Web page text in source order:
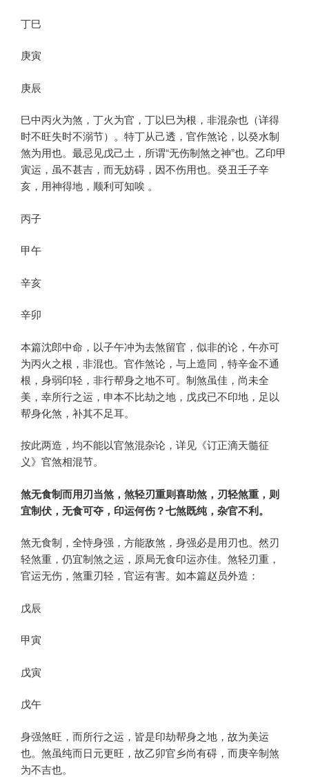
丁巳
庚寅
庚辰
巳中丙火为煞，丁火为官，丁以巳为根，非混杂也（详得
时不旺失时不溺节）。特丁从己透，官作煞论，以癸水制
煞为用也。最忌见戊己土，所谓“无伤制煞之神”也。乙印甲
寅运，虽不甚吉，而无妨碍，因不伤用也。癸丑壬子辛
亥，用神得地，顺利可知唉 。
丙子
甲午
辛亥
辛卯
本篇沈郎中命，以子午冲为去煞留官，似非的论，午亦可
为丙火之根，非混也。官作煞论，与上造同，特辛金不通
根，身弱印轻，非行帮身之地不可。制煞虽佳，尚未全
美，幸所行之运，申本不比劫之地，戊戌已不印地，足以
帮身化煞，补其不足耳。
按此两造，均不能以官煞混杂论，详见《订正滴天髓征
义》官煞相混节。
煞无食制而用刃当煞，煞轻刃重则喜助煞，刃轻煞重，则
宜制伏，无食可夺，印运何伤？七煞既纯，杂官不利。
煞无食制，全恃身强，方能敌煞，身强必是用刃也。然刃
轻煞重，仍宜制煞之运，原局无食印运亦佳。煞轻刃重，
官运无伤，煞重刃轻，官运有害。如本篇赵员外造：
戊辰
甲寅
戊寅
戊午
身强煞旺，而所行之运，皆是印劫帮身之地，故为美运
也。煞虽纯而日元更旺，故乙卯官乡尚有碍，而庚辛制煞
为不吉也。